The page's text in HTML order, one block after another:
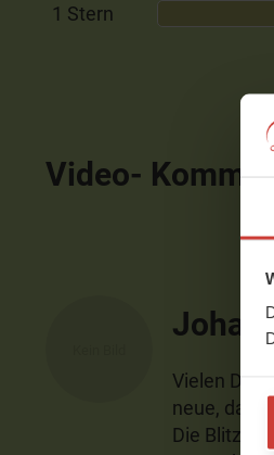
1 Stern
Video-
Vielen
neue, das
Die Blitze